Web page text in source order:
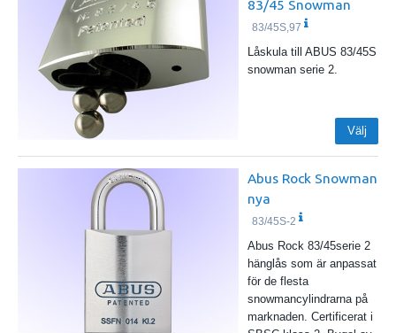
83/45 Snowman
83/45S,97
Låskula till ABUS 83/45S
snowman serie 2.
Välj
Abus Rock Snowman
nya
83/45S-2
Abus Rock 83/45serie 2
hänglås som är anpassat
för de flesta
snowmancylindrarna på
marknaden. Certificerat i